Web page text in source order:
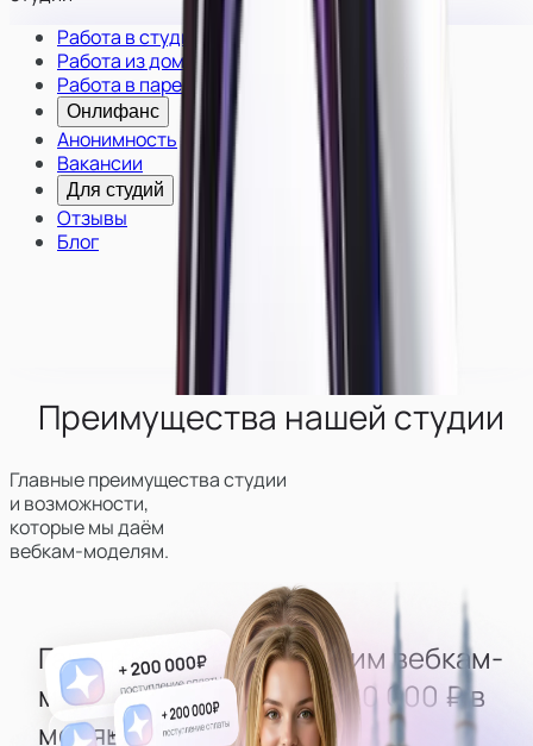
Работа в студии
Работа из дома
Работа в паре
Онлифанс
Анонимность
Вакансии
Для студий
Отзывы
Блог
Преимущества нашей студии
Главные преимущества студии
и возможности,
которые мы даём
вебкам-моделям.
Гарантированно выводим вебкам-
моделейна доходот 200 000 ₽ в
месяц